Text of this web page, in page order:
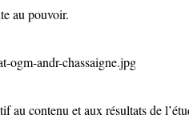
au pouvoir.
au contenu et aux résultats de